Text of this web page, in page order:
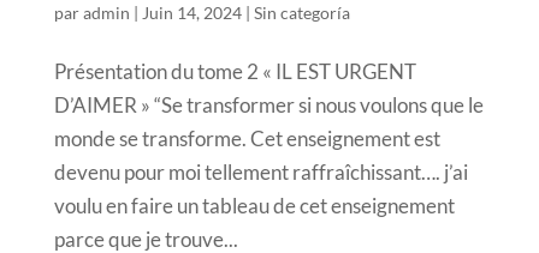
paradmin | Juin 14, 2024| Sin categoría
Présentation du tome 2 « IL EST URGENT
D’AIMER » “Se transformer si nous voulons que le
monde se transforme. Cet enseignement est
devenu pour moi tellement raffraîchissant…. j’ai
voulu en faire un tableau de cet enseignement
parce que je trouve...